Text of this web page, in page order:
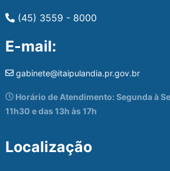
(45) 3559 - 8000
E-mail:
gabinete@itaipulandia.pr.gov.br
Horário de Atendimento: Segunda à
11h30 e das 13h às 17h
Localização